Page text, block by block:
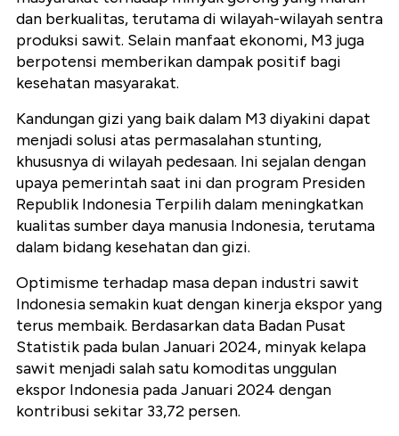
dan berkualitas, terutama di wilayah-wilayah sentra
produksi sawit. Selain manfaat ekonomi, M3 juga
berpotensi memberikan dampak positif bagi
kesehatan masyarakat.
Kandungan gizi yang baik dalam M3 diyakini dapat
menjadi solusi atas permasalahan stunting,
khususnya di wilayah pedesaan. Ini sejalan dengan
upaya pemerintah saat ini dan program Presiden
Republik Indonesia Terpilih dalam meningkatkan
kualitas sumber daya manusia Indonesia, terutama
dalam bidang kesehatan dan gizi.
Optimisme terhadap masa depan industri sawit
Indonesia semakin kuat dengan kinerja ekspor yang
terus membaik. Berdasarkan data Badan Pusat
Statistik pada bulan Januari 2024, minyak kelapa
sawit menjadi salah satu komoditas unggulan
ekspor Indonesia pada Januari 2024 dengan
kontribusi sekitar 33,72 persen.